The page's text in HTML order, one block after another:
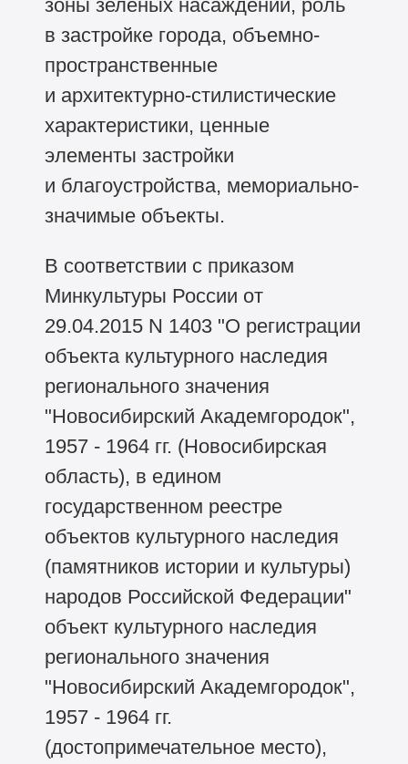
зоны зеленых насаждений, роль
в застройке города, объемно-
пространственные
и архитектурно-стилистические
характеристики, ценные
элементы застройки
и благоустройства, мемориально-
значимые объекты.
В соответствии с приказом
Минкультуры России от
29.04.2015 N 1403 "О регистрации
объекта культурного наследия
регионального значения
"Новосибирский Академгородок",
1957 - 1964 гг. (Новосибирская
область), в едином
государственном реестре
объектов культурного наследия
(памятников истории и культуры)
народов Российской Федерации"
объект культурного наследия
регионального значения
"Новосибирский Академгородок",
1957 - 1964 гг.
(достопримечательное место),